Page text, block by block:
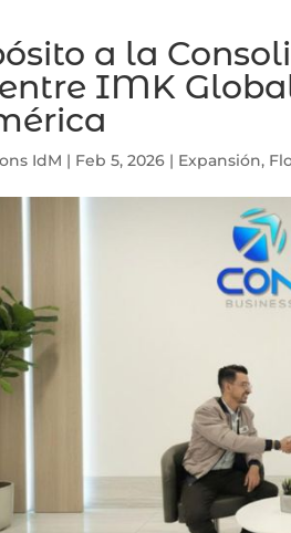
a la
IMK
IdM | Feb 5, 2026 | Expansión,